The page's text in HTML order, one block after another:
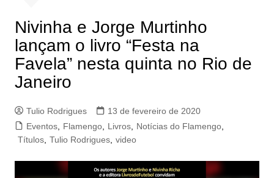
Nivinha e Jorge Murtinho
lançam o livro “Festa na
Favela” nesta quinta no Rio de
Janeiro
Tulio Rodrigues
13 de fevereiro de 2020
Eventos, Flamengo, Livros, Notícias do Flamengo,
Títulos, Tulio Rodrigues, video